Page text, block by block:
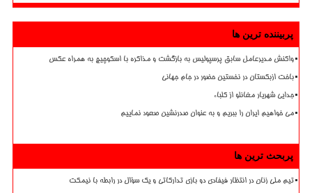
پربیننده ترین ها
واکنش مدیرعامل سابق پرسپولیس به بازگشت و مذاکره با اسکوچیچ به همراه عکس
باخت ازبکستان در نخستین حضور در جام جهانی
جدایی شهریار مغانلو از کلباء
می خواهیم ایران را ببریم و به عنوان صدرنشین صعود نماییم
پربحث ترین ها
تیم ملی زنان در انتظار فیفادی دو بازی تدارکاتی و یک سؤال در رابطه با نیمکت